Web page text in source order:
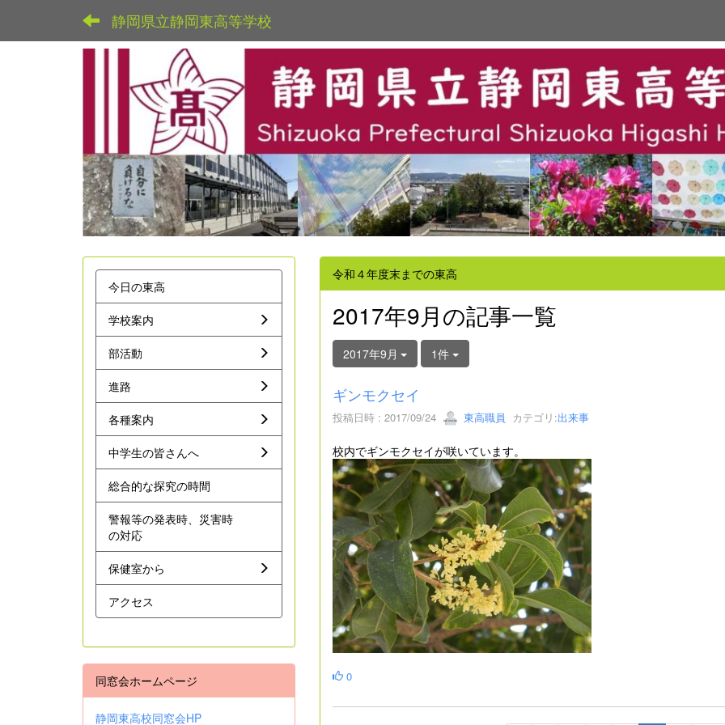
静岡県立静岡東高等学校
令和４年度末までの東高
2017年9月の記事一覧
2017年9月 1件
ギンモクセイ
投稿日時 : 2017/09/24 東高職員 カテゴリ:出来事
校内でギンモクセイが咲いています。
0
今日の東高
学校案内
部活動
進路
各種案内
中学生の皆さんへ
総合的な探究の時間
警報等の発表時、災害時
の対応
保健室から
アクセス
同窓会ホームページ
静岡東高校同窓会HP